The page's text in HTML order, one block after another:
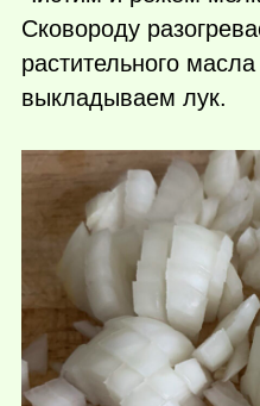
Сковороду
растительного
выкладываем лук.